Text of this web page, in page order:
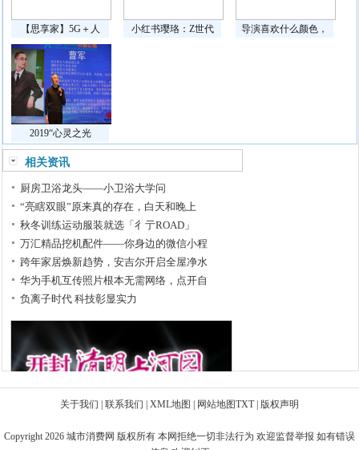
【思享家】5G＋人 小红书璎珞：Z世代 导演喜欢什么颜色，
2019“心灵之光
相关资讯
厨房卫浴龙头——小卫浴大学问
“亮瞎双眼”原来真的存在，白天和晚上
秋冬训练运动服装就选「彳亍ROAD」
万汇精品挖机配件——你身边的微信小程
跨年家居焕新趋势，安吉尔开启全屋净水
华为手机互传照片根本无需网络，点开自
负离子时代 科技彰显实力
关于我们 联系我们 XML地图 网站地图TXT| 版权声明
Copyright 2026 城市消费网 版权所有 本网拒绝一切非法行为 欢迎监督举报 如有错误